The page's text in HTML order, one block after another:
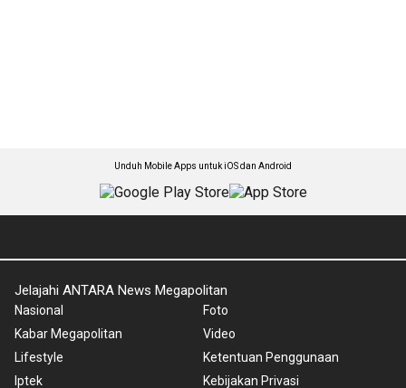
Unduh Mobile Apps untuk iOS dan Android
Jelajahi ANTARA News Megapolitan
Nasional
Kabar Megapolitan
Lifestyle
Iptek
Foto
Video
Ketentuan Penggunaan
Kebijakan Privasi